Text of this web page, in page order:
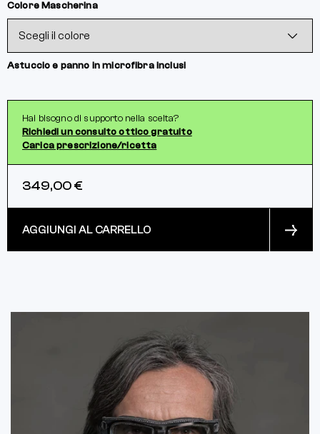
Colore Mascherina
Astuccio e panno in microfibra inclusi
Hai bisogno di supporto nella scelta?
Richiedi un consulto ottico gratuito
Carica prescrizione/ricetta
349,00 €
AGGIUNGI AL CARRELLO